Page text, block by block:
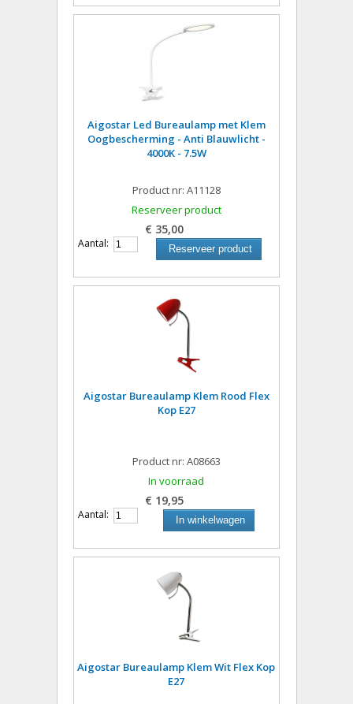
Aigostar Led Bureaulamp met Klem
Oogbescherming - Anti Blauwlicht -
4000K - 7.5W
Product nr: A11128
Reserveer product
€ 35,00
Aantal: Reserveer product
Aigostar Bureaulamp Klem Rood Flex
Kop E27
Product nr: A08663
In voorraad
€ 19,95
Aantal: In winkelwagen
Aigostar Bureaulamp Klem Wit Flex Kop
E27